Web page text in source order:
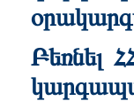
Բեռնել